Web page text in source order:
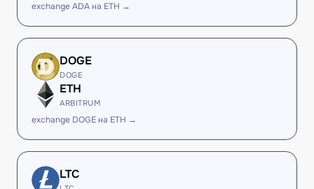
exchange ADA на ETH →
DOGE
DOGE
ETH
ARBITRUM
exchange DOGE на ETH →
LTC